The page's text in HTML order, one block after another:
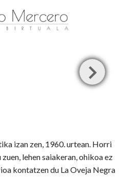
izan zen, 1960. urtean. Horri
lehen saiakeran, ohikoa ez
kontatzen du La Oveja Negra